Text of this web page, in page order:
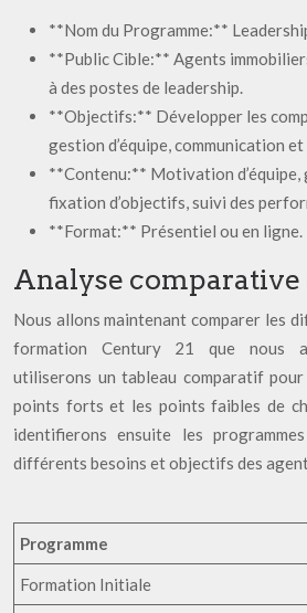
**Nom du Programme:**
**Public Cible:** Agents
à des postes de leadership.
**Objectifs:** Développer les
gestion d’équipe, communication
**Contenu:** Motivation d’équipe,
fixation d’objectifs, suivi des
**Format:** Présentiel ou en ligne.
Analyse comparative
Nous allons maintenant comparer les
formation Century 21 que nous
utiliserons un tableau comparatif
points forts et les points faibles de
identifierons ensuite les
différents besoins et objectifs des
Programme
Formation Initiale